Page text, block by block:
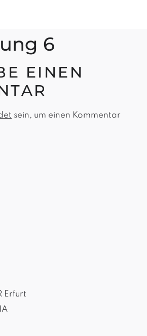
6
EINEN
sein, um einen Kommentar
Erfurt